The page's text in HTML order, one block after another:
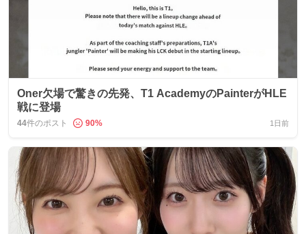
Oner欠場で驚きの先発、T1 AcademyのPainterがHLE
戦に登場
44件のポスト 90% 1日前